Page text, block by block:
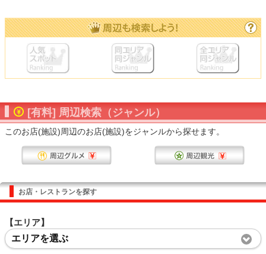
[有料] 周辺検索（ジャンル）
このお店(施設)周辺のお店(施設)をジャンルから探せます。
お店・レストランを探す
【エリア】
エリアを選ぶ